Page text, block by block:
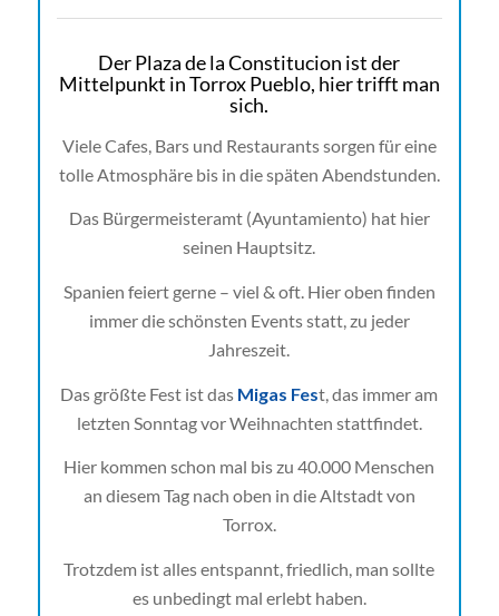
Der Plaza de la Constitucion ist der
Mittelpunkt in Torrox Pueblo, hier trifft man
sich.
Viele Cafes, Bars und Restaurants sorgen für eine
tolle Atmosphäre bis in die späten Abendstunden.
Das Bürgermeisteramt (Ayuntamiento) hat hier
seinen Hauptsitz.
Spanien feiert gerne – viel & oft. Hier oben finden
immer die schönsten Events statt, zu jeder
Jahreszeit.
Das größte Fest ist das Migas Fest, das immer am
letzten Sonntag vor Weihnachten stattfindet.
Hier kommen schon mal bis zu 40.000 Menschen
an diesem Tag nach oben in die Altstadt von
Torrox.
Trotzdem ist alles entspannt, friedlich, man sollte
es unbedingt mal erlebt haben.